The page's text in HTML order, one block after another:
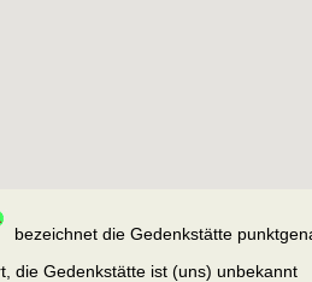
bezeichnet die Gedenkstätte
die Gedenkstätte ist (uns) unbekannt